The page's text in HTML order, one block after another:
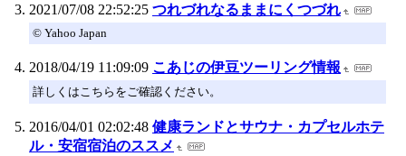
2021/07/08 22:52:25 つれづれなるままにくつづれ
© Yahoo Japan
2018/04/19 11:09:09 こあじの伊豆ツーリング情報
詳しくはこちらをご確認ください。
2016/04/01 02:02:48 健康ランドとサウナ・カプセルホテ
ル・安宿宿泊のススメ